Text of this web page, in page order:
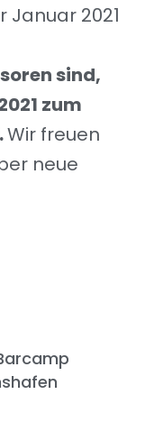
2021
sind,
zum
Wir freuen
neue